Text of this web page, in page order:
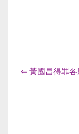
⇐ 黃國昌得罪各